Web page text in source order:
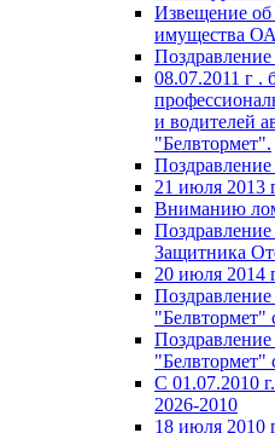
Извещение об
имущества
08.07.2011 г .
и водителей
"Белвтормет".
21 июля
Вниманию
Защитника
20 июля
"Белвтормет"
"Белвтормет"
С 01.07.2010
2026-2010
18 июля